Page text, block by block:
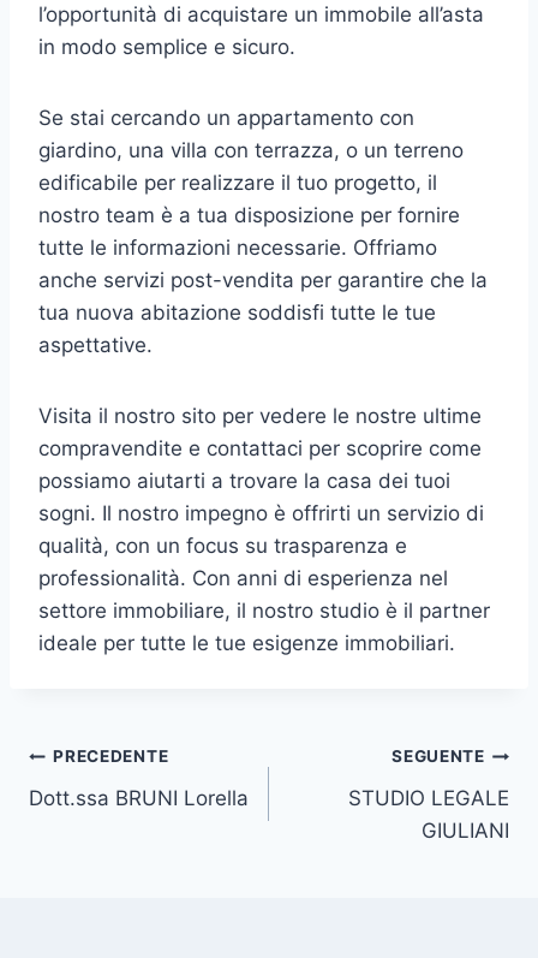
l’opportunità di acquistare un immobile all’asta
in modo semplice e sicuro.
Se stai cercando un appartamento con
giardino, una villa con terrazza, o un terreno
edificabile per realizzare il tuo progetto, il
nostro team è a tua disposizione per fornire
tutte le informazioni necessarie. Offriamo
anche servizi post-vendita per garantire che la
tua nuova abitazione soddisfi tutte le tue
aspettative.
Visita il nostro sito per vedere le nostre ultime
compravendite e contattaci per scoprire come
possiamo aiutarti a trovare la casa dei tuoi
sogni. Il nostro impegno è offrirti un servizio di
qualità, con un focus su trasparenza e
professionalità. Con anni di esperienza nel
settore immobiliare, il nostro studio è il partner
ideale per tutte le tue esigenze immobiliari.
Navigazione
articoli
PRECEDENTE
Dott.ssa BRUNI Lorella
SEGUENTE
STUDIO LEGALE
GIULIANI